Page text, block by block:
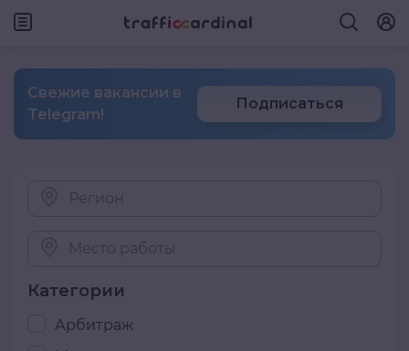
Свежие вакансии в
Telegram!
Подписаться
Регион
Место работы
Категории
Арбитраж